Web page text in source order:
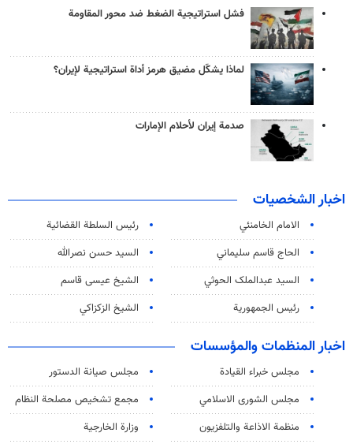
فشل استراتيجية الضغط ضد محور المقاومة
لماذا يشكّل مضيق هرمز أداة استراتيجية لإيران؟
صدمة إيران لأحلام الإمارات
اخبار الشخصيات
الامام الخامنئي
رئیس السلطة القضائیة
الحاج قاسم سليماني
السيد حسن نصرالله
السید عبدالملک الحوثي
الشيخ عيسى قاسم
رئيس الجمهورية
الشيخ الزكزاكي
اخبار المنظمات والمؤسسات
مجلس خبراء القيادة
مجلس صيانة الدستور
مجلس الشورى الاسلامي
مجمع تشخيص مصلحة النظام
منظمة الاذاعة والتلفزیون
وزارة الخارجية